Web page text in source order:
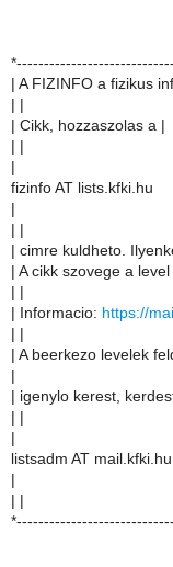
| A FIZINFO a fizikus
| Cikk, hozzaszolas a |
fizinfo AT lists.kfki.hu
| cimre kuldheto.
| A cikk szovege a
| Informacio: https://
| A beerkezo levelek
| igenylo kerest,
listsadm AT mail.kfki.hu